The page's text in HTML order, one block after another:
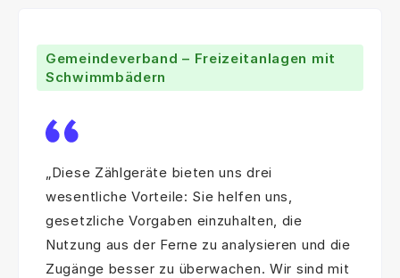
Gemeindeverband – Freizeitanlagen mit
Schwimmbädern
„Diese Zählgeräte bieten uns drei
wesentliche Vorteile: Sie helfen uns,
gesetzliche Vorgaben einzuhalten, die
Nutzung aus der Ferne zu analysieren und die
Zugänge besser zu überwachen. Wir sind mit